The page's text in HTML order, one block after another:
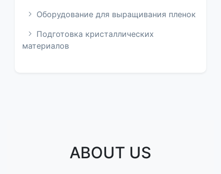
Оборудование для выращивания пленок
Подготовка кристаллических
материалов
ABOUT US